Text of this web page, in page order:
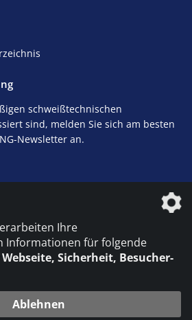
schweißtechnischen
sind, melden Sie sich am besten
Newsletter an.
GmbH ist ein Unternehmen der
Ihre
Informationen für folgende
Sicherheit, Besucher-
Ablehnen